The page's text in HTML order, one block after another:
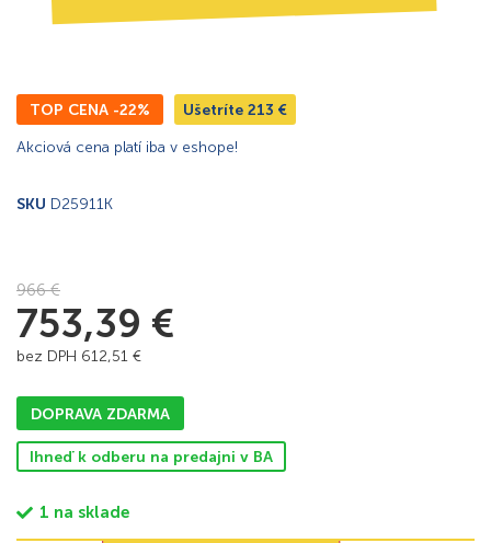
TOP CENA -22% Ušetríte 213 €
Akciová cena platí iba v eshope!
SKU D25911K
966€
753,39 €
bez DPH 612,51 €
DOPRAVA ZDARMA
Ihneď k odberu na predajni v BA
1 na sklade